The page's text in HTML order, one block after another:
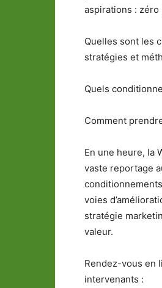
aspirations :
Quelles sont les
stratégies et
Quels
Comment
En une heure, la
vaste reportage
voies
stratégie
valeur.
Rendez-vous en
intervenants :